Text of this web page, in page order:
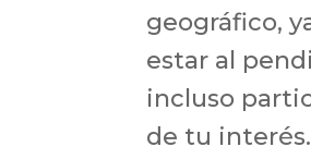
geográfico,
estar al
incluso
de tu interés.